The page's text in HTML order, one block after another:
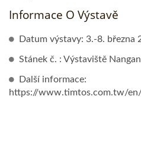
Informace O Výstavě
Datum výstavy: 3.-8. března
Stánek č. : Výstaviště
Další informace:
https://www.timtos.com.tw/